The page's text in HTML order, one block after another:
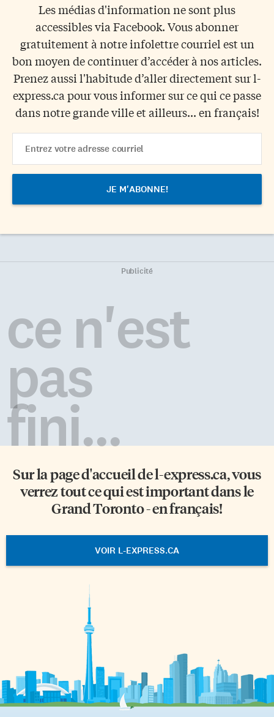
Les médias d'information ne sont plus
accessibles via Facebook. Vous abonner
gratuitement à notre infolettre courriel est un
bon moyen de continuer d’accéder à nos articles.
Prenez aussi l'habitude d’aller directement sur l-
express.ca pour vous informer sur ce qui ce passe
dans notre grande ville et ailleurs... en français!
Address
Publicité
ce n'est
pas
fini...
Sur la page d'accueil del-express.ca, vous
verrez tout ce qui est important dans le
Grand Toronto - en français!
VOIR L-EXPRESS.CA